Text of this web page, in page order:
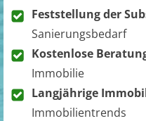
Feststellung der
Sanierungsbedarf
Kostenlose
Immobilie
Langjährige
Immobilientrends